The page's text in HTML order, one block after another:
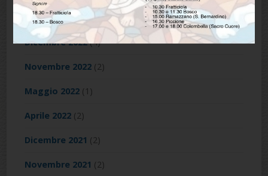
Febbraio 2023(3)
Dicembre 2022(4)
Novembre 2022 (2)
Maggio 2022 (1)
Aprile 2022 (2)
Dicembre 2021 (2)
Novembre 2021 (2)